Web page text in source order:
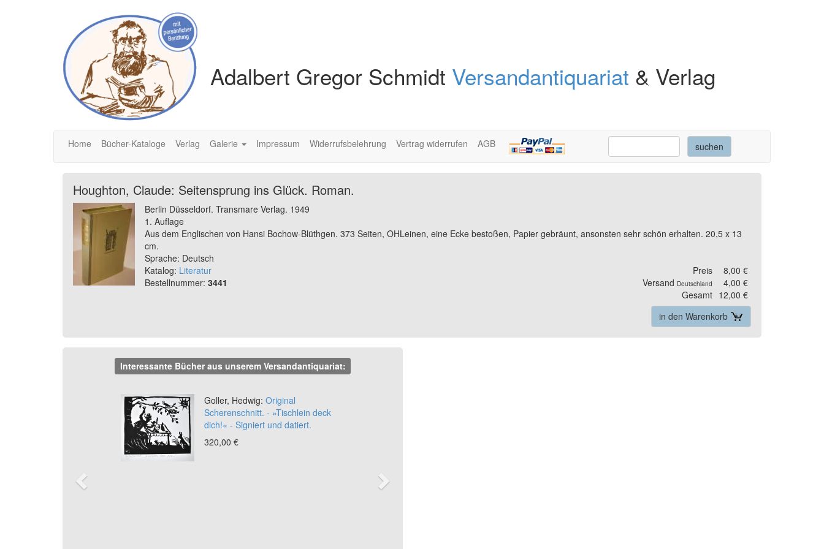
Adalbert Gregor Schmidt Versandantiquariat & Verlag
Home Bücher-Kataloge Verlag Galerie Impressum Widerrufsbelehrung Vertrag widerrufen AGB
Houghton, Claude: Seitensprung ins Glück. Roman.
Berlin Düsseldorf. Transmare Verlag. 1949
1. Auflage
Aus dem Englischen von Hansi Bochow-Blüthgen. 373 Seiten, OHLeinen, eine Ecke bestoßen, Papier gebräunt, ansonsten sehr schön erhalten. 20,5 x 13
cm.
Sprache: Deutsch
Katalog: Literatur
Bestellnummer: 3441
Preis
8,00 €
Versand Deutschland
4,00 €
Gesamt 12,00 €
in den Warenkorb
Interessante Bücher aus unserem Versandantiquariat:
Goller, Hedwig: Original
Scherenschnitt. - »Tischlein deck
dich!« - Signiert und datiert.
320,00 €
Previous